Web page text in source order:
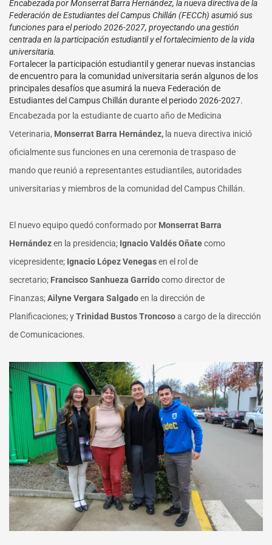
Encabezada por Monserrat Barra Hernández, la nueva directiva de la
Federación de Estudiantes del Campus Chillán (FECCh) asumió sus
funciones para el periodo 2026-2027, proyectando una gestión
centrada en la participación estudiantil y el fortalecimiento de la vida
universitaria.
Fortalecer la participación estudiantil y generar nuevas instancias
de encuentro para la comunidad universitaria serán algunos de los
principales desafíos que asumirá la nueva Federación de
Estudiantes del Campus Chillán durante el periodo 2026-2027.
Encabezada por la estudiante de cuarto año de Medicina
Veterinaria, Monserrat Barra Hernández, la nueva directiva inició
oficialmente sus funciones en una ceremonia de traspaso de
mando que reunió a representantes estudiantiles, autoridades
universitarias y miembros de la comunidad del Campus Chillán.
El nuevo equipo quedó conformado por Monserrat Barra
Hernándezen la presidencia; Ignacio Valdés Oñatecomo
vicepresidente; Ignacio López Venegasen el rol de
secretario; Francisco Sanhueza Garridocomo director de
Finanzas;Ailyne Vergara Salgadoen la dirección de
Planificaciones; yTrinidad Bustos Troncosoa cargo de la dirección
de Comunicaciones.